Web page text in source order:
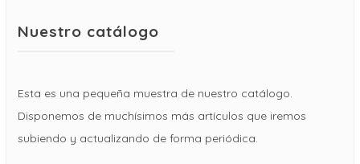
Nuestro catálogo
Esta es una pequeña muestra de nuestro catálogo.
Disponemos de muchísimos más artículos que iremos
subiendo y actualizando de forma periódica.